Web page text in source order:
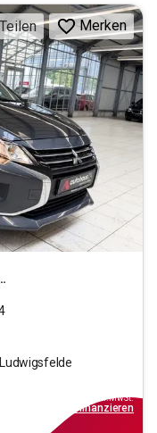
Teilen Merken
inkl.MwSt.
finanzieren